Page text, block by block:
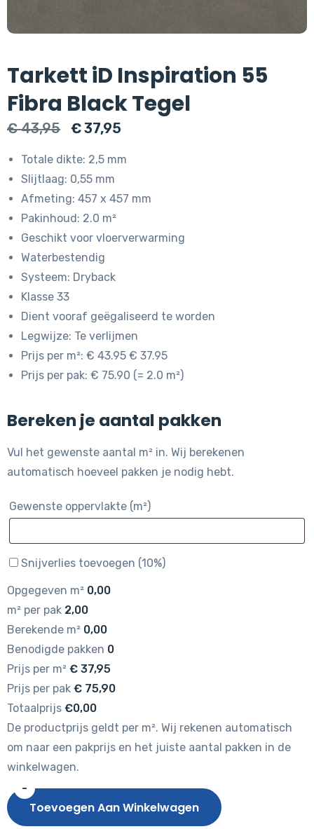
Tarkett iD Inspiration 55
Fibra Black Tegel
€43,95
Oorspronkelijke
€ 43,95.
€37,95
€ 37,95.
Totale dikte: 2,5 mm
Slijtlaag: 0,55 mm
Afmeting: 457 x 457 mm
Pakinhoud: 2.0 m²
Geschikt voor vloerverwarming
Waterbestendig
Systeem: Dryback
Klasse 33
Dient vooraf geëgaliseerd te worden
Legwijze: Te verlijmen
Prijs per m²: € 43.95 € 37.95
Prijs per pak: € 75.90 (= 2.0 m²)
Bereken je aantal pakken
Vul het gewenste aantal m² in. Wij berekenen
automatisch hoeveel pakken je nodig hebt.
Gewenste oppervlakte (m²)
Snijverlies toevoegen (10%)
Opgegeven m² 0,00
m² per pak 2,00
Berekende m² 0,00
Benodigde pakken 0
Prijs per m² € 37,95
Prijs per pak € 75,90
Totaalprijs €0,00
De productprijs geldt per m². Wij rekenen automatisch
om naar een pakprijs en het juiste aantal pakken in de
winkelwagen.
-
Tarkett
iD
Toevoegen Aan Winkelwagen